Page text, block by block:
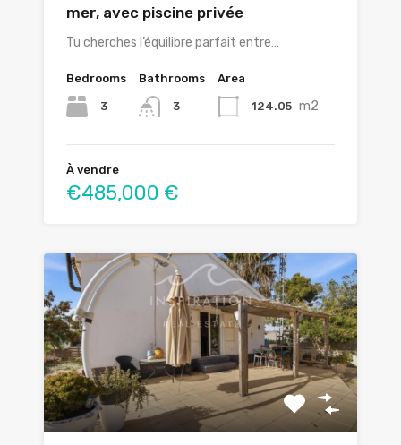
mer, avec piscine privée
Tu cherches l’équilibre parfait entre…
Bedrooms
3
Bathrooms
3
Area
124.05 m2
À vendre
€485,000 €